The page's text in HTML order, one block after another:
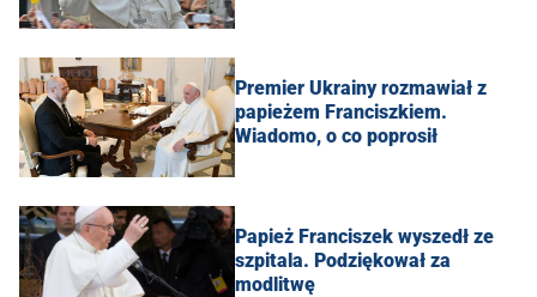
Premier Ukrainy rozmawiał z
papieżem Franciszkiem.
Wiadomo, o co poprosił
Papież Franciszek wyszedł ze
szpitala. Podziękował za
modlitwę